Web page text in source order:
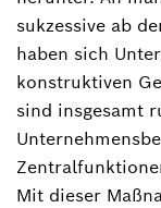
sukzessive ab
haben sich
konstruktiven
sind insgesamt
Mit dieser